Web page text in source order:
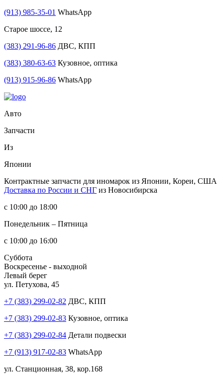
(913) 985-35-01 WhatsApp
Старое шоссе, 12
(383) 291-96-86 ДВС, КПП
(383) 380-63-63 Кузовное, оптика
(913) 915-96-86 WhatsApp
Авто
Запчасти
Из
Японии
Контрактные запчасти для иномарок из Японии, Кореи, США
Доставка по России и СНГ из Новосибирска
с 10:00 до 18:00
Понедельник – Пятница
с 10:00 до 16:00
Суббота
Воскресенье - выходной
Левый берег
ул. Петухова, 45
+7 (383) 299-02-82 ДВС, КПП
+7 (383) 299-02-83 Кузовное, оптика
+7 (383) 299-02-84 Детали подвески
+7 (913) 917-02-83 WhatsApp
ул. Станционная, 38, кор.168